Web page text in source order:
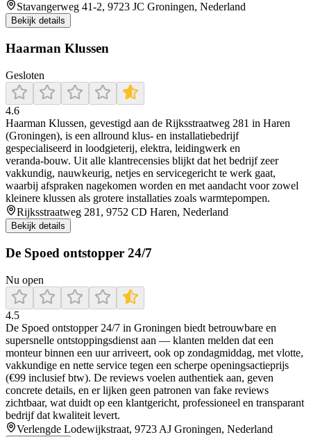
Stavangerweg 41-2, 9723 JC Groningen, Nederland
Bekijk details
Haarman Klussen
Gesloten
4.6
Haarman Klussen, gevestigd aan de Rijksstraatweg 281 in Haren
(Groningen), is een allround klus- en installatiebedrijf
gespecialiseerd in loodgieterij, elektra, leidingwerk en
veranda‑bouw. Uit alle klantrecensies blijkt dat het bedrijf zeer
vakkundig, nauwkeurig, netjes en servicegericht te werk gaat,
waarbij afspraken nagekomen worden en met aandacht voor zowel
kleinere klussen als grotere installaties zoals warmtepompen.
Rijksstraatweg 281, 9752 CD Haren, Nederland
Bekijk details
De Spoed ontstopper 24/7
Nu open
4.5
De Spoed ontstopper 24/7 in Groningen biedt betrouwbare en
supersnelle ontstoppingsdienst aan — klanten melden dat een
monteur binnen een uur arriveert, ook op zondagmiddag, met vlotte,
vakkundige en nette service tegen een scherpe openingsactieprijs
(€99 inclusief btw). De reviews voelen authentiek aan, geven
concrete details, en er lijken geen patronen van fake reviews
zichtbaar, wat duidt op een klantgericht, professioneel en transparant
bedrijf dat kwaliteit levert.
Verlengde Lodewijkstraat, 9723 AJ Groningen, Nederland